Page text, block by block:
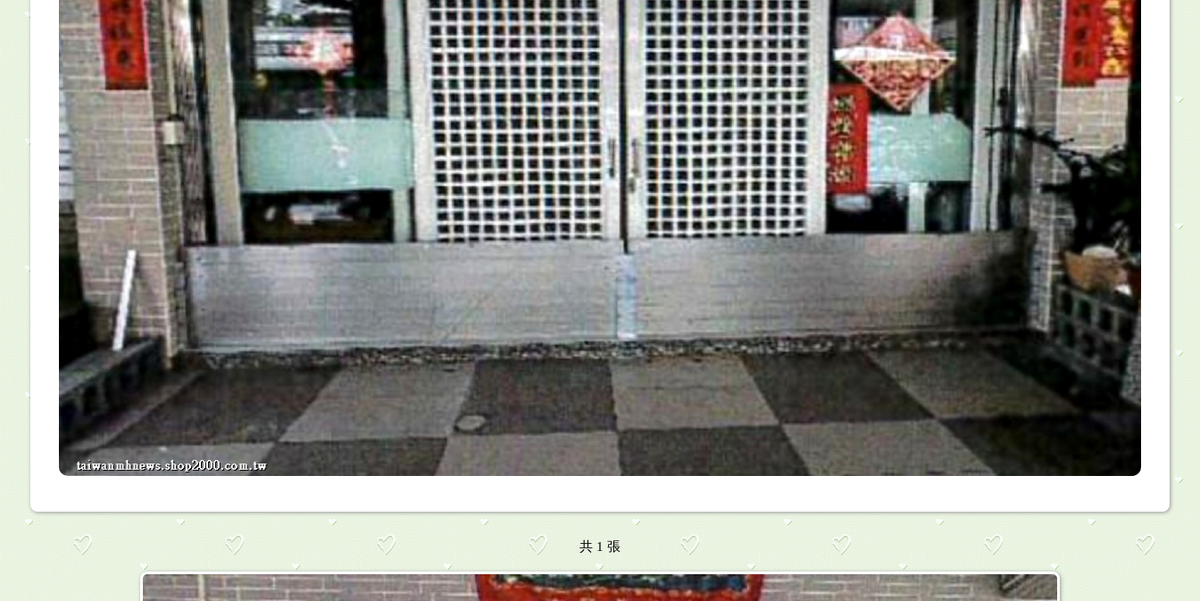
共 1 張